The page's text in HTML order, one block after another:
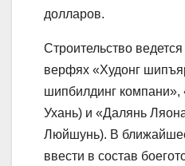
долларов.
Строительство
верфях «Худонг
шипбилдинг компани»,
Ухань) и «Далянь
Люйшунь). В
ввести в состав